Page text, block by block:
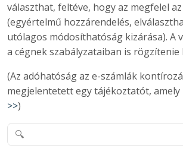
választhat, feltéve, hogy az megfelel
(egyértelmű hozzárendelés,
utólagos módosíthatóság kizárása). A
a cégnek szabályzataiban is rögzítenie
(Az adóhatóság az e-számlák
megjelentetett egy tájékoztatót, amely
>>)